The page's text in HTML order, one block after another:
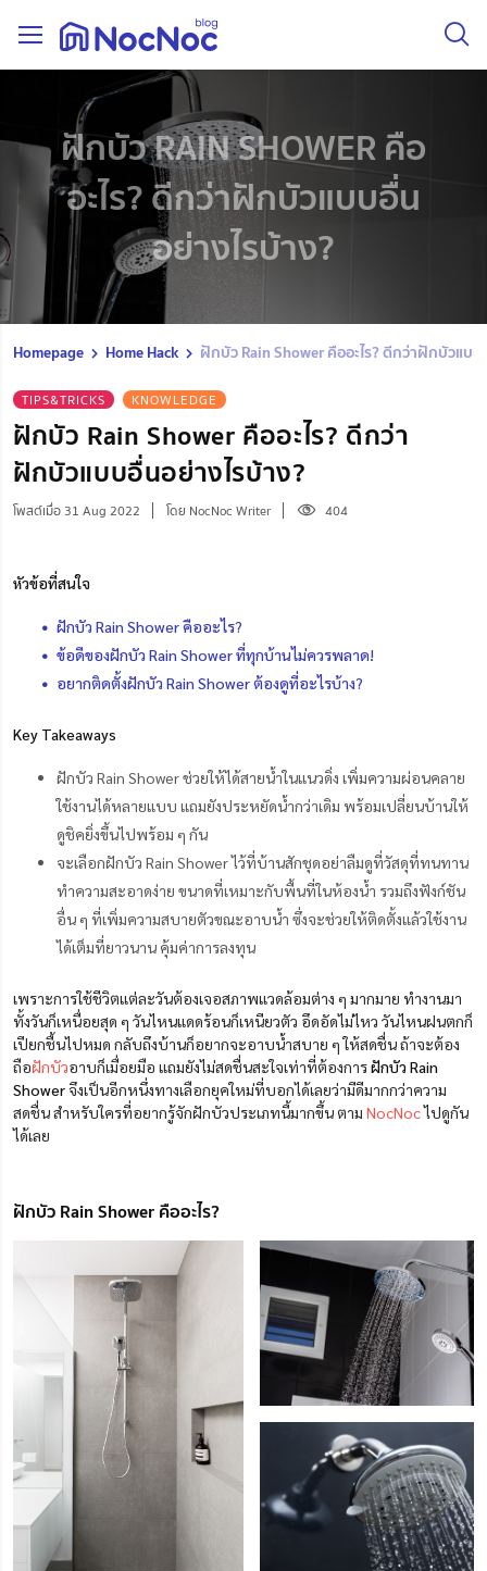
ฝักบัว RAIN SHOWER คือ
อะไร? ดีกว่าฝักบัวแบบอื่น
อย่างไรบ้าง?
Homepage Home Hack ฝักบัว Rain Shower คืออะไร? ดีกว่าฝักบัวแบ
TIPS&TRICKS KNOWLEDGE
ฝักบัว Rain Shower คืออะไร? ดีกว่า
ฝักบัวแบบอื่นอย่างไรบ้าง?
โพสต์เมื่อ 31 Aug 2022 โดย NocNoc Writer 404
หัวข้อที่สนใจ
ฝักบัว Rain Shower คืออะไร?
ข้อดีของฝักบัว Rain Shower ที่ทุกบ้านไม่ควรพลาด!
อยากติดตั้งฝักบัว Rain Shower ต้องดูที่อะไรบ้าง?
Key Takeaways
ฝักบัว Rain Shower ช่วยให้ได้สายน้ำในแนวดิ่ง เพิ่มความผ่อนคลาย
ใช้งานได้หลายแบบ แถมยังประหยัดน้ำกว่าเดิม พร้อมเปลี่ยนบ้านให้
ดูชิคยิ่งขึ้นไปพร้อม ๆ กัน
จะเลือกฝักบัว Rain Shower ไว้ที่บ้านสักชุดอย่าลืมดูที่วัสดุที่ทนทาน
ทำความสะอาดง่าย ขนาดที่เหมาะกับพื้นที่ในห้องน้ำ รวมถึงฟังก์ชัน
อื่น ๆ ที่เพิ่มความสบายตัวขณะอาบน้ำ ซึ่งจะช่วยให้ติดตั้งแล้วใช้งาน
ได้เต็มที่ยาวนาน คุ้มค่าการลงทุน
เพราะการใช้ชีวิตแต่ละวันต้องเจอสภาพแวดล้อมต่าง ๆ มากมาย ทำงานมา
ทั้งวันก็เหนื่อยสุด ๆ วันไหนแดดร้อนก็เหนียวตัว อึดอัดไม่ไหว วันไหนฝนตกก็
เปียกชื้นไปหมด กลับถึงบ้านก็อยากจะอาบน้ำสบาย ๆ ให้สดชื่น ถ้าจะต้อง
ถือฝักบัวอาบก็เมื่อยมือ แถมยังไม่สดชื่นสะใจเท่าที่ต้องการฝักบัว Rain
Shower จึงเป็นอีกหนึ่งทางเลือกยุคใหม่ที่บอกได้เลยว่ามีดีมากกว่าความ
สดชื่น สำหรับใครที่อยากรู้จักฝักบัวประเภทนี้มากขึ้น ตาม NocNocไปดูกัน
ได้เลย
ฝักบัว Rain Shower คืออะไร?